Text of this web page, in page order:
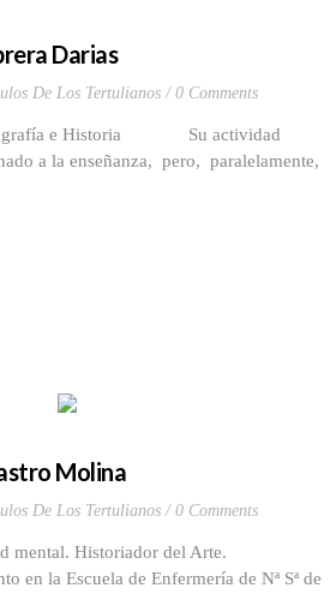
Darias
De Los Tertulianos 0 Comments
e Historia Su actividad
a la enseñanza, pero, paralelamente,
Molina
De Los Tertulianos 0 Comments
Historiador del Arte.
en la Escuela de Enfermería de Nª Sª de